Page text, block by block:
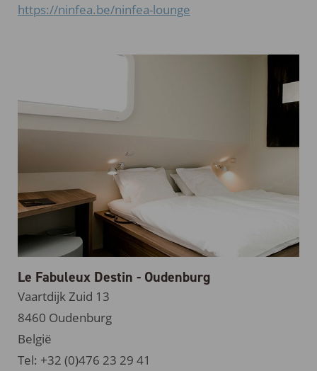
https://ninfea.be/ninfea-lounge
Le Fabuleux Destin - Oudenburg
Vaartdijk Zuid 13
8460 Oudenburg
België
Tel: +32 (0)476 23 29 41